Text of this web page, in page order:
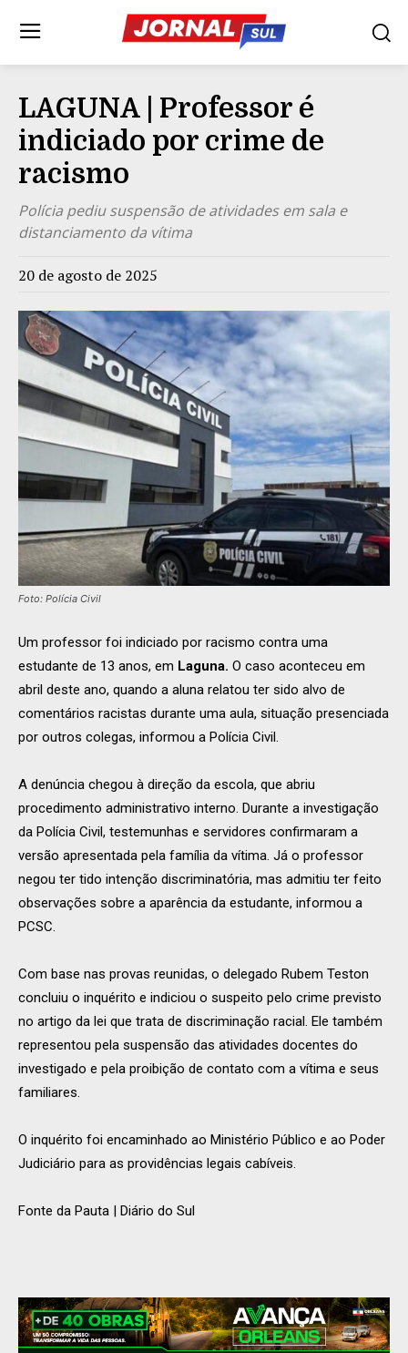
LAGUNA | Professor é
indiciado por crime de
racismo
Polícia pediu suspensão de atividades em sala e
distanciamento da vítima
20 de agosto de 2025
Foto: Polícia Civil
Um professor foi indiciado por racismo contra uma
estudante de 13 anos, em Laguna. O caso aconteceu em
abril deste ano, quando a aluna relatou ter sido alvo de
comentários racistas durante uma aula, situação presenciada
por outros colegas, informou a Polícia Civil.
A denúncia chegou à direção da escola, que abriu
procedimento administrativo interno. Durante a investigação
da Polícia Civil, testemunhas e servidores confirmaram a
versão apresentada pela família da vítima. Já o professor
negou ter tido intenção discriminatória, mas admitiu ter feito
observações sobre a aparência da estudante, informou a
PCSC.
Com base nas provas reunidas, o delegado Rubem Teston
concluiu o inquérito e indiciou o suspeito pelo crime previsto
no artigo da lei que trata de discriminação racial. Ele também
representou pela suspensão das atividades docentes do
investigado e pela proibição de contato com a vítima e seus
familiares.
O inquérito foi encaminhado ao Ministério Público e ao Poder
Judiciário para as providências legais cabíveis.
Fonte da Pauta | Diário do Sul